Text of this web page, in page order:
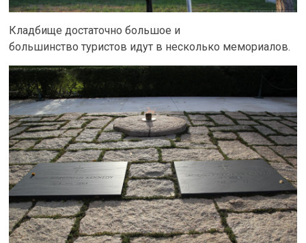
Кладбище достаточно большое и
большинство туристов идут в несколько мемориалов.